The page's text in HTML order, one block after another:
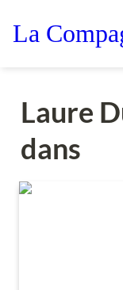
La
Laure
dans
Délivrés de famille